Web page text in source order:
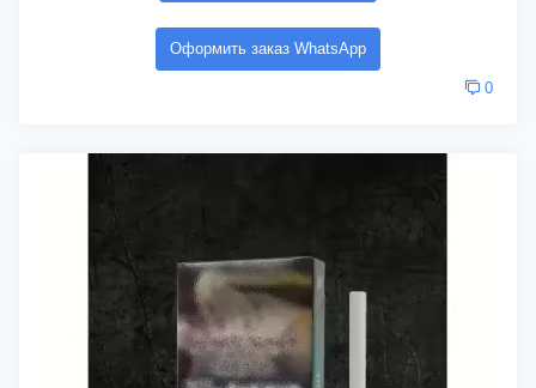
Оформить заказ WhatsApp
0